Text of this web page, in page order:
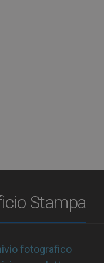
Stampa
fotografico